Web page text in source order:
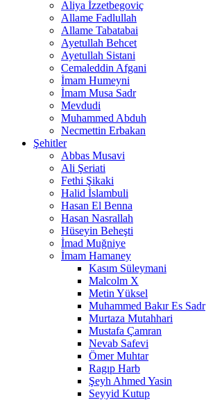
Aliya İzzetbegoviç
Allame Fadlullah
Allame Tabatabai
Ayetullah Behcet
Ayetullah Sistani
Cemaleddin Afgani
İmam Humeyni
İmam Musa Sadr
Mevdudi
Muhammed Abduh
Necmettin Erbakan
Şehitler
Abbas Musavi
Ali Şeriati
Fethi Şikaki
Halid İslambuli
Hasan El Benna
Hasan Nasrallah
Hüseyin Beheşti
İmad Muğniye
İmam Hamaney
Kasım Süleymani
Malcolm X
Metin Yüksel
Muhammed Bakır Es Sadr
Murtaza Mutahhari
Mustafa Çamran
Nevab Safevi
Ömer Muhtar
Ragıp Harb
Şeyh Ahmed Yasin
Seyyid Kutup